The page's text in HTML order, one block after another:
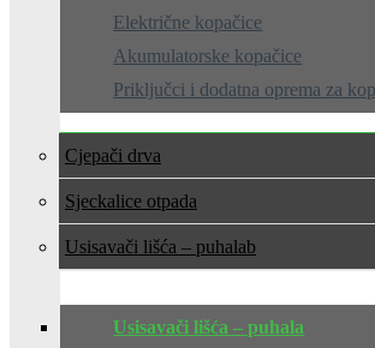
Električne kopačice
Akumulatorske kopačice
Priključci i dodatna oprema za
Cjepači drva
Sjeckalice otpada
Usisavači lišća – puhala
Usisavači lišća – puhala